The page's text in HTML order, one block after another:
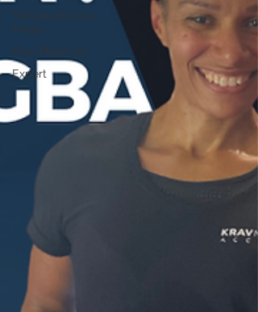
Histoire du Krav
Maga
Krav Maga sol
Expert